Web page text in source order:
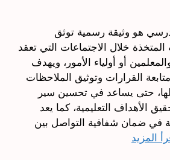
هو وثيقة رسمية توثق
المتخذة خلال الاجتماعات التي تعقد
أو أولياء الأمور، ويهدف
القرارات وتوثيق الملاحظات
حتى يساعد في تحسين سير
الأهداف التعليمية، كما يعد
في ضمان شفافية التواصل بين
المزيد